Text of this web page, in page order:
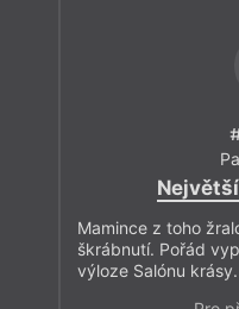
Mamince z toho
škrábnutí. Pořád
výloze Salónu krásy.